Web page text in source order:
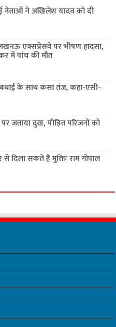
नेताओं ने अखिलेश यादव को दी
एक्सप्रेसवे पर भीषण हादसा,
में पांच की मौत
के साथ कसा तंज, कहा-एसी-
जताया दुख, पीड़ित परिजनों को
दिला सकते हैं मुक्तिः राम गोपाल